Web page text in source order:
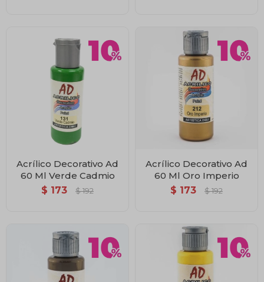
Acrílico Decorativo Ad
60 Ml Verde Cadmio
$ 173 $ 192
Acrílico Decorativo Ad
60 Ml Oro Imperio
$ 173 $ 192